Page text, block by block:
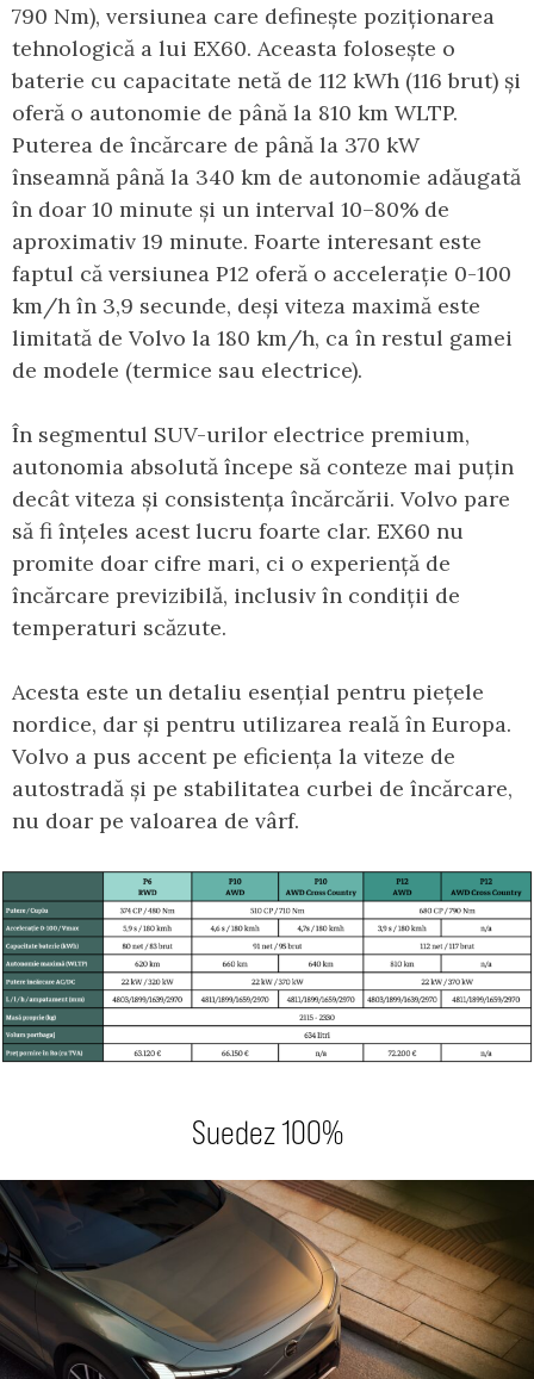
790 Nm), versiunea care definește poziționarea
tehnologică a lui EX60. Aceasta folosește o
baterie cu capacitate netă de 112 kWh (116 brut) și
oferă o autonomie de până la 810 km WLTP.
Puterea de încărcare de până la 370 kW
înseamnă până la 340 km de autonomie adăugată
în doar 10 minute și un interval 10–80% de
aproximativ 19 minute. Foarte interesant este
faptul că versiunea P12 oferă o accelerație 0-100
km/h în 3,9 secunde, deși viteza maximă este
limitată de Volvo la 180 km/h, ca în restul gamei
de modele (termice sau electrice).
În segmentul SUV-urilor electrice premium,
autonomia absolută începe să conteze mai puțin
decât viteza și consistența încărcării. Volvo pare
să fi înțeles acest lucru foarte clar. EX60 nu
promite doar cifre mari, ci o experiență de
încărcare previzibilă, inclusiv în condiții de
temperaturi scăzute.
Acesta este un detaliu esențial pentru piețele
nordice, dar și pentru utilizarea reală în Europa.
Volvo a pus accent pe eficiența la viteze de
autostradă și pe stabilitatea curbei de încărcare,
nu doar pe valoarea de vârf.
Suedez 100%